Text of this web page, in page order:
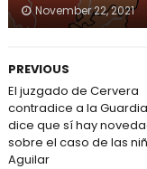
November 22, 2021
PREVIOUS
El juzgado de Cervera
contradice a la
dice que sí hay
sobre el caso de las
Aguilar